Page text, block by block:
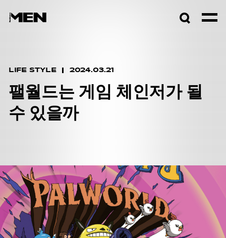
LIFE STYLE 2024.03.21
팰월드는 게임 체인저가 될
수 있을까